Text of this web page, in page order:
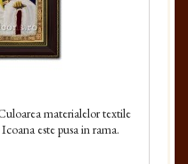
materialelor textile
este pusa in rama.